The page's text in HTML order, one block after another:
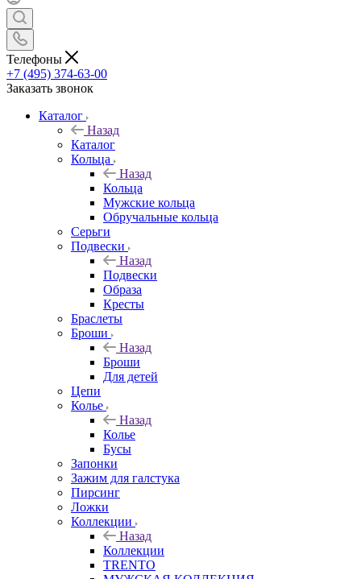
Телефоны
+7 (495) 374-63-00
Заказать звонок
Каталог
Назад
Каталог
Кольца
Назад
Кольца
Мужские кольца
Обручальные кольца
Серьги
Подвески
Назад
Подвески
Образа
Кресты
Браслеты
Броши
Назад
Броши
Для детей
Цепи
Колье
Назад
Колье
Бусы
Запонки
Зажим для галстука
Пирсинг
Ложки
Коллекции
Назад
Коллекции
TRENTO